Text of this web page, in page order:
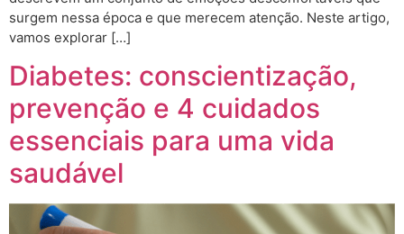
surgem nessa época e que merecem atenção. Neste artigo,
vamos explorar […]
Diabetes: conscientização,
prevenção e 4 cuidados
essenciais para uma vida
saudável